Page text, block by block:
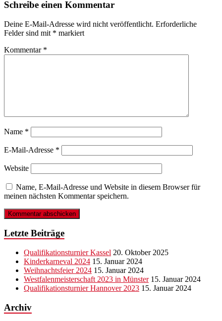
Schreibe einen Kommentar
Deine E-Mail-Adresse wird nicht veröffentlicht. Erforderliche
Felder sind mit * markiert
Kommentar *
Name *
E-Mail-Adresse *
Website
Name, E-Mail-Adresse und Website in diesem Browser für
meinen nächsten Kommentar speichern.
Letzte Beiträge
Qualifikationsturnier Kassel 20. Oktober 2025
Kinderkarneval 2024 15. Januar 2024
Weihnachtsfeier 2024 15. Januar 2024
Westfalenmeisterschaft 2023 in Münster 15. Januar 2024
Qualifikationsturnier Hannover 2023 15. Januar 2024
Archiv